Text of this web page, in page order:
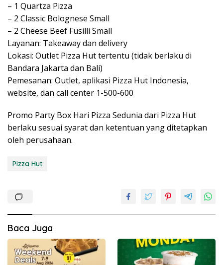
– 1 Quartza Pizza
– 2 Classic Bolognese Small
– 2 Cheese Beef Fusilli Small
Layanan: Takeaway dan delivery
Lokasi: Outlet Pizza Hut tertentu (tidak berlaku di
Bandara Jakarta dan Bali)
Pemesanan: Outlet, aplikasi Pizza Hut Indonesia,
website, dan call center 1-500-600
Promo Party Box Hari Pizza Sedunia dari Pizza Hut
berlaku sesuai syarat dan ketentuan yang ditetapkan
oleh perusahaan.
Pizza Hut
Baca Juga